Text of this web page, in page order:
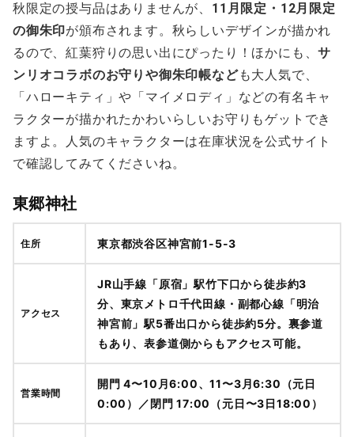
秋限定の授与品はありませんが、 11月限定・12月限定
の御朱印が頒布されます。秋らしいデザインが描かれ
るので、紅葉狩りの思い出にぴったり！ほかにも、サ
ンリオコラボのお守りや御朱印帳なども大人気で、
「ハローキティ」や「マイメロディ」などの有名キャ
ラクターが描かれたかわいらしいお守りもゲットでき
ますよ。人気のキャラクターは在庫状況を公式サイト
で確認してみてくださいね。
東郷神社
住所 東京都渋谷区神宮前1-5-3
アクセス
JR山手線「原宿」駅竹下口から徒歩約3
分、東京メトロ千代田線・副都心線「明治
神宮前」駅5番出口から徒歩約5分。裏参道
もあり、表参道側からもアクセス可能。
営業時間
開門 4〜10月6:00、11〜3月6:30（元日
0:00）／閉門 17:00（元日〜3日18:00）